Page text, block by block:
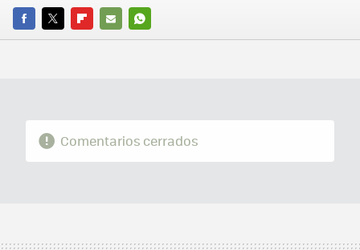
FACEBOOK
TWITTERFLIPBOARD
E-
WHATSAPP
Comentarios cerrados